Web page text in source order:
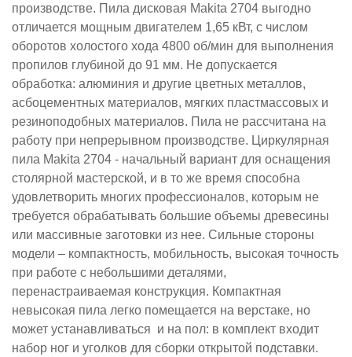
производстве. Пила дисковая Makita 2704 выгодно
отличается мощным двигателем 1,65 кВт, с числом
оборотов холостого хода 4800 об/мин для выполнения
пропилов глубиной до 91 мм. Не допускается
обработка: алюминия и другие цветных металлов,
асбоцементных материалов, мягких пластмассовых и
резиноподобных материалов. Пила не рассчитана на
работу при непрерывном производстве. Циркулярная
пила Makita 2704 - начальный вариант для оснащения
столярной мастерской, и в то же время способна
удовлетворить многих профессионалов, которым не
требуется обрабатывать большие объемы древесины
или массивные заготовки из нее. Сильные стороны
модели – компактность, мобильность, высокая точность
при работе с небольшими деталями,
перенастраиваемая конструкция. Компактная
невысокая пила легко помещается на верстаке, но
может устанавливаться и на пол: в комплект входит
набор ног и уголков для сборки открытой подставки.